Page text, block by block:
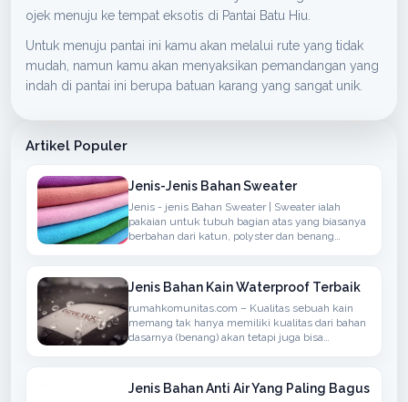
ojek menuju ke tempat eksotis di Pantai Batu Hiu.
Untuk menuju pantai ini kamu akan melalui rute yang tidak
mudah, namun kamu akan menyaksikan pemandangan yang
indah di pantai ini berupa batuan karang yang sangat unik.
Artikel Populer
Jenis-Jenis Bahan Sweater
Jenis - jenis Bahan Sweater | Sweater ialah
pakaian untuk tubuh bagian atas yang biasanya
berbahan dari katun, polyster dan benang
ditambahkan hoodie
Jenis Bahan Kain Waterproof Terbaik
rumahkomunitas.com – Kualitas sebuah kain
memang tak hanya memiliki kualitas dari bahan
dasarnya (benang) akan tetapi juga bisa
untuk berdasarkan Jaket, Mantel atau
Jenis Bahan Anti Air Yang Paling Bagus